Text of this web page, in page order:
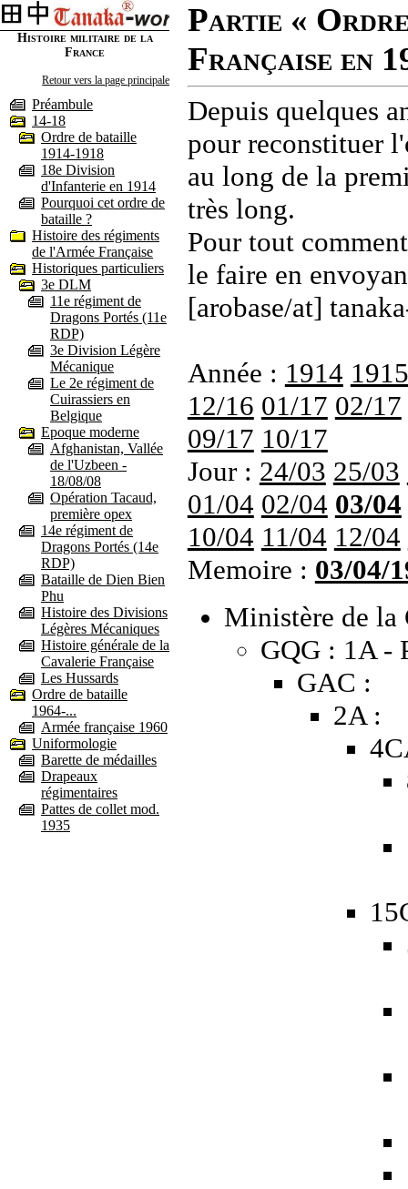
Histoire militaire de la
France
Retour vers la page principale
Préambule
14-18
Ordre de bataille
1914-1918
18e Division
d'Infanterie en 1914
Pourquoi cet ordre de
bataille ?
Histoire des régiments
de l'Armée Française
Historiques particuliers
3e DLM
11e régiment de
Dragons Portés (11e
RDP)
3e Division Légère
Mécanique
Le 2e régiment de
Cuirassiers en
Belgique
Epoque moderne
Afghanistan, Vallée
de l'Uzbeen -
18/08/08
Opération Tacaud,
première opex
14e régiment de
Dragons Portés (14e
RDP)
Bataille de Dien Bien
Phu
Histoire des Divisions
Légères Mécaniques
Histoire générale de la
Cavalerie Française
Les Hussards
Ordre de bataille
1964-...
Armée française 1960
Uniformologie
Barette de médailles
Drapeaux
régimentaires
Pattes de collet mod.
1935
Partie «
Française en
Depuis quelques
pour reconstituer
au long de la
très long.
Pour tout
le faire en
[arobase/at]
Année : 1914 1915
12/16 01/17 02/17
09/17 10/17
Jour : 24/03 25/03
01/04 02/04 03/04
10/04 11/04 12/04
Memoire : 03/04/
Ministère de la
GQG : 1A -
GAC :
2A :